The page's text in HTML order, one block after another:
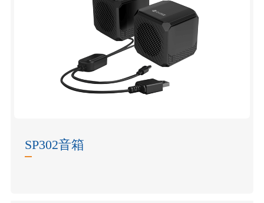
SP302音箱